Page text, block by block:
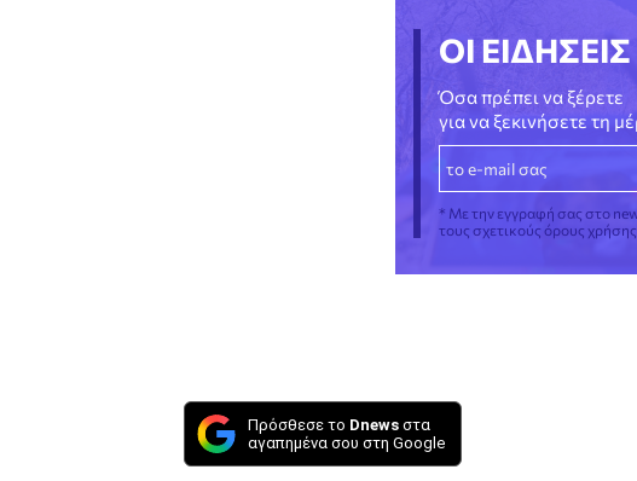
ΟΙ
Όσα πρέπει να ξέρετε
για να ξεκινήσετε τη
* Με την εγγραφή σας στο
τους σχετικούς όρους χρήσης
Πρόσθεσε το Dnews στα
αγαπημένα σου στη Google